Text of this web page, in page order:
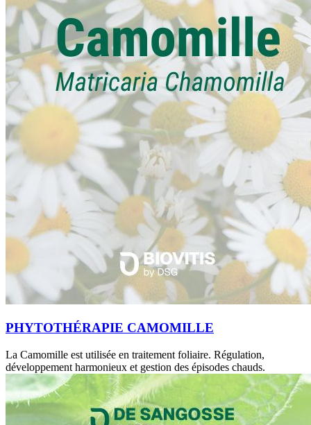
PHYTOTHÉRAPIE CAMOMILLE
La Camomille est utilisée en traitement foliaire. Régulation,
développement harmonieux et gestion des épisodes chauds.